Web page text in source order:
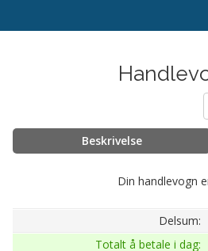
Beskrivelse
Din handlevogn
Delsum:
Totalt å betale i dag: